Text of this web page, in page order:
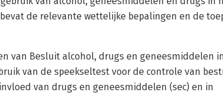
de relevante wettelijke bepalingen en de
van Besluit alcohol, drugs en geneesmiddelen
van de speekseltest voor de controle van
van drugs en geneesmiddelen (sec) en in